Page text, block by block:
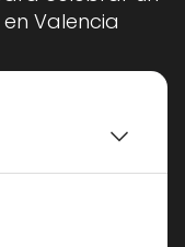
Valencia